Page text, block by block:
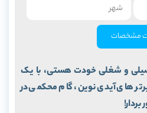
مشخصات
و شغلی خودت هستی، با یک
های آیدی نوین، گام محکمی در